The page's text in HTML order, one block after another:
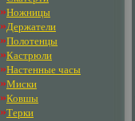
»Ножницы
»Держатели
»Полотенцы
»Кастрюли
»Настенные часы
»Миски
»Ковшы
»Терки